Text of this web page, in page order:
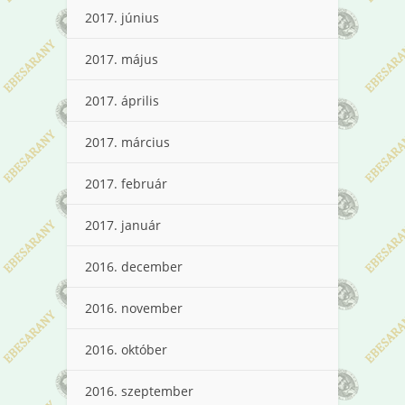
2017. június
2017. május
2017. április
2017. március
2017. február
2017. január
2016. december
2016. november
2016. október
2016. szeptember